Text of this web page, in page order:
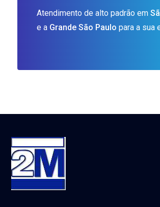
Atendimento de alto padrão em
e a Grande São Paulo para a sua